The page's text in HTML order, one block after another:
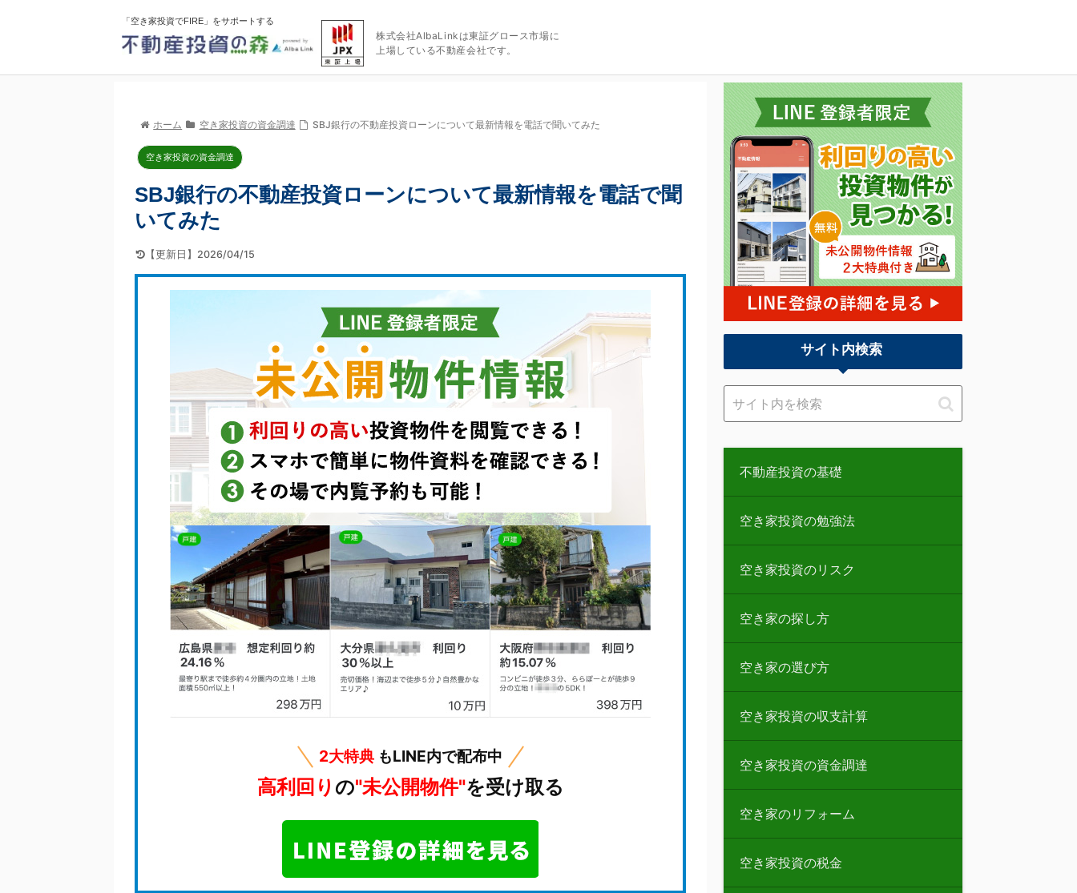
「空き家投資でFIRE」をサポートする
株式会社AlbaLinkは東証グロース市場に
上場している不動産会社です。
ホーム 空き家投資の資金調達 SBJ銀行の不動産投資ローンについて最新情報を電話で聞いてみた
空き家投資の資金調達
SBJ銀行の不動産投資ローンについて最新情報を電話で聞
いてみた
【更新日】2026/04/15
2大特典もLINE内で配布中
高利回り の"未公開物件"を受け取る
サイト内検索
不動産投資の基礎
空き家投資の勉強法
空き家投資のリスク
空き家の探し方
空き家の選び方
空き家投資の収支計算
空き家投資の資金調達
空き家のリフォーム
空き家投資の税金